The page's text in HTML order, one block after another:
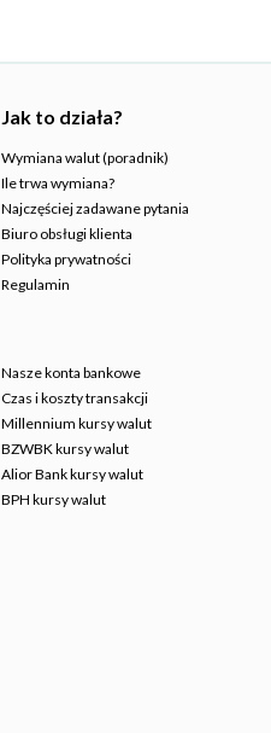
Jak to działa?
Wymiana walut (poradnik)
Ile trwa wymiana?
Najczęściej zadawane pytania
Biuro obsługi klienta
Polityka prywatności
Regulamin
Nasze konta bankowe
Czas i koszty transakcji
Millennium kursy walut
BZWBK kursy walut
Alior Bank kursy walut
BPH kursy walut